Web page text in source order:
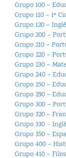
Grupo 100 –
Grupo 110 – 1º
Grupo 120 –
Grupo 200 –
Grupo 210 –
Grupo 220 –
Grupo 230 –
Grupo 240 –
Grupo 250 –
Grupo 290 –
Grupo 300 –
Grupo 320 –
Grupo 330 –
Grupo 350 –
Grupo 400 –
Grupo 410 –